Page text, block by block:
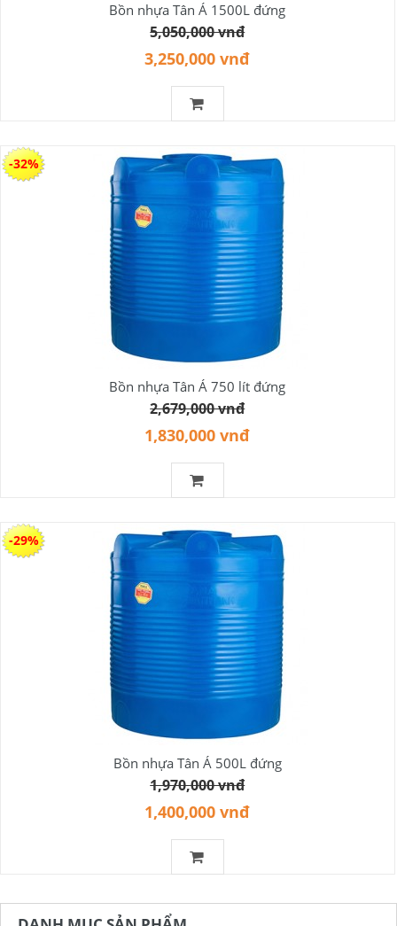
Bồn nhựa Tân Á 1500L đứng
5,050,000 vnđ
3,250,000 vnđ
Bồn nhựa Tân Á 750 lít đứng
2,679,000 vnđ
1,830,000 vnđ
-32%
Bồn nhựa Tân Á 500L đứng
1,970,000 vnđ
1,400,000 vnđ
-29%